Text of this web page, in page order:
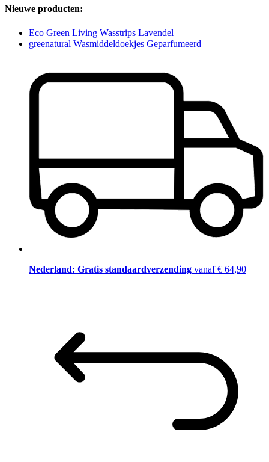
Nieuwe producten:
Eco Green Living Wasstrips Lavendel
greenatural Wasmiddeldoekjes Geparfumeerd
Nederland: Gratis standaardverzending vanaf € 64,90